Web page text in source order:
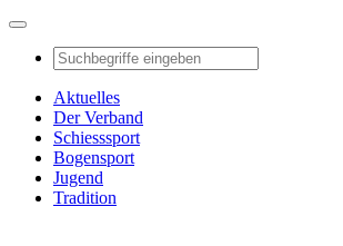
Aktuelles
Der Verband
Schiesssport
Bogensport
Jugend
Tradition